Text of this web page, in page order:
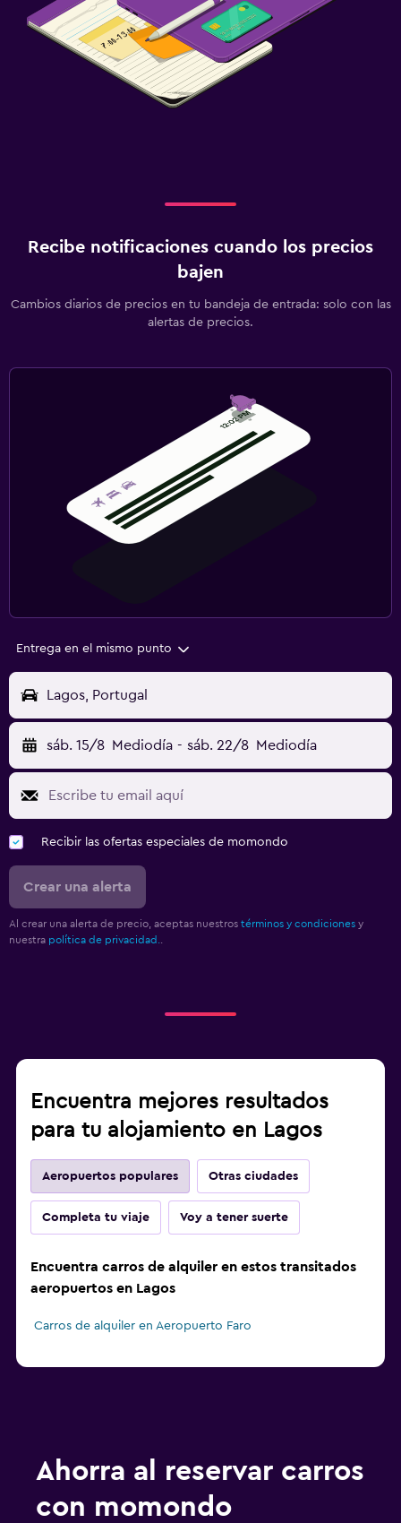
Recibe notificaciones cuando los precios
bajen
Cambios diarios de precios en tu bandeja de entrada: solo con las
alertas de precios.
Entrega en el mismo punto
Lagos, Portugal
sáb. 15/8 Mediodía - sáb. 22/8 Mediodía
Recibir las ofertas especiales de momondo
Crear una alerta
Al crear una alerta de precio, aceptas nuestros términos y condiciones y
nuestra política de privacidad..
Encuentra mejores resultados
para tu alojamiento en Lagos
Aeropuertos populares Otras ciudades
Completa tu viaje Voy a tener suerte
Encuentra carros de alquiler en estos transitados
aeropuertos en Lagos
Carros de alquiler en Aeropuerto Faro
Ahorra al reservar carros
con momondo